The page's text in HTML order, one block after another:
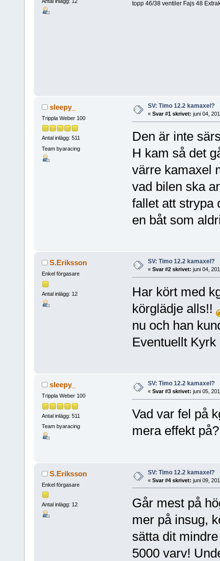
topp 46/38 ventiler Fajs 48
sleepy_
Trippla Weber 100
Antal inlägg: 511
Team byaracing
SV: Timo 12.2 kamaxel?
« Svar #1 skrivet: juni 04,
Den är inte
H kam så det
värre kamaxel
vad bilen ska
fallet att strypa
en båt som
S.Eriksson
Enkel förgasare
Antal inlägg: 12
SV: Timo 12.2 kamaxel?
« Svar #2 skrivet: juni 04,
Har kört med
körglädje alls!!
nu och han
Eventuellt
sleepy_
Trippla Weber 100
Antal inlägg: 511
Team byaracing
SV: Timo 12.2 kamaxel?
« Svar #3 skrivet: juni 05,
Vad var fel på
mera effekt på?
S.Eriksson
Enkel förgasare
Antal inlägg: 12
SV: Timo 12.2 kamaxel?
« Svar #4 skrivet: juni 09,
Går mest på
mer på insug,
sätta dit
5000 varv!